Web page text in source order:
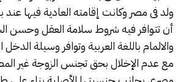
ولد فى مصر وكانت إقامته العادية فيها
أن تتوافر فيه شروط سلامة العقل وحسن
والالمام باللغة العربية وتوافر وسيلة
مع عدم الإخلال بحق تجنس الزوجة غير